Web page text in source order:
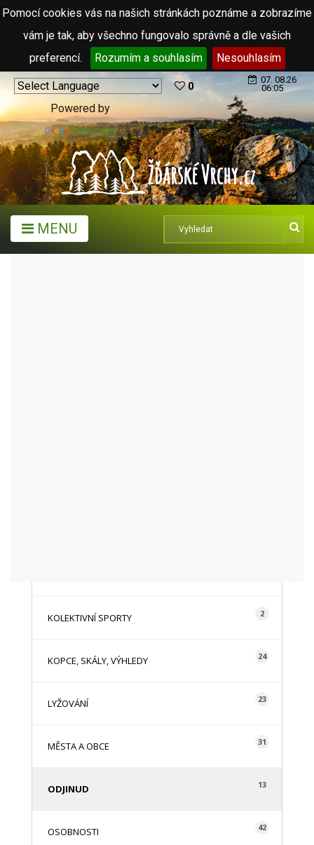
Pomocí cookies vás na našich stránkách poznáme a zobrazíme
vám je tak, aby všechno fungovalo správně a dle vašich
preferencí.
Rozumím a souhlasím Nesouhlasím
Powered by
Translate
0
07. 08.26
06:05
MENU
KOLEKTIVNÍ SPORTY 2
KOPCE, SKÁLY, VÝHLEDY 24
LYŽOVÁNÍ 23
MĚSTA A OBCE 31
ODJINUD 13
OSOBNOSTI 42